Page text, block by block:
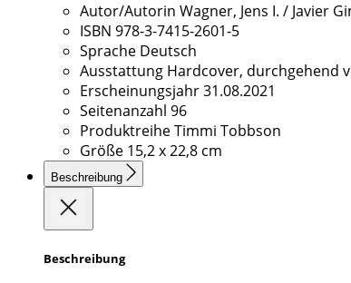
Autor/Autorin Wagner, Jens I. / Javier
ISBN 978-3-7415-2601-5
Sprache Deutsch
Ausstattung Hardcover, durchgehend
Erscheinungsjahr31.08.2021
Seitenanzahl 96
ProduktreiheTimmi Tobbson
Größe 15,2 x 22,8 cm
Beschreibung
Beschreibung